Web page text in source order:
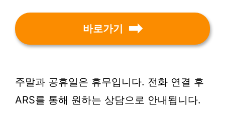
바로가기
주말과 공휴일은 휴무입니다. 전화 연결 후
ARS를 통해 원하는 상담으로 안내됩니다.